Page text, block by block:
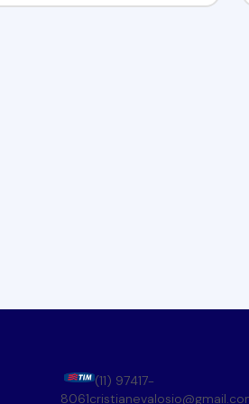
(11) 97417-
8061